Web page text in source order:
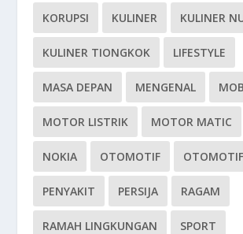
KORUPSI KULINER KULINER
KULINER TIONGKOK LIFESTYLE
MASA DEPAN MENGENAL
MOTOR LISTRIK MOTOR MATIC
NOKIA OTOMOTIF
PENYAKIT PERSIJA RAGAM
RAMAH LINGKUNGAN SPORT